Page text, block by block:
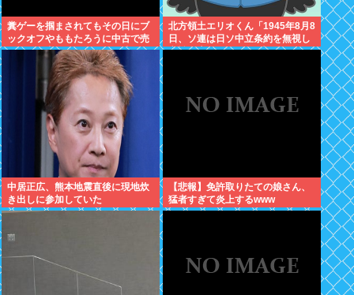
糞ゲーを掴まされてもその日にブ
ックオフやももたろうに中古で売
りつける事ができなくなる時代に
北方領土エリオくん「1945年8月8
日、ソ連は日ソ中立条約を無視し
宣戦布告、翌9日に日本への侵攻
中居正広、熊本地震直後に現地炊
き出しに参加していた
【悲報】免許取りたての娘さん、
猛者すぎて炎上するwww